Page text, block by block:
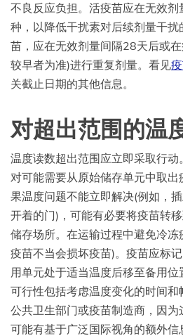
不良反应负担。活疫苗应在无效
种，以降低干扰素对后续剂量干
苗，应在无效剂量间隔28天后或
较早者为准)进行重复剂量。看见
关截止日期的其他信息。
对超出范围的温
温度读数超出范围应立即采取行
对可能需要从原始储存单元中取
果温度问题不能立即解决(例如，
开着的门)，可能有必要将疫苗转
储存场所。在运输过程中避免冷
疫苗不当会损坏疫苗)。疫苗应标
用单元处于适当温度后移至备用
可行性包括考虑温度变化的时间
公共卫生部门或疫苗制造商，因
可能有基于广泛国际视角的额外